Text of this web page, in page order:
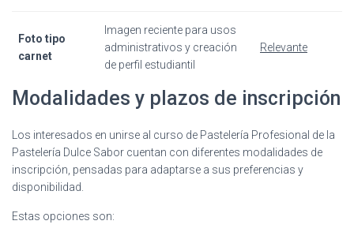
Foto tipo
carnet
Imagen reciente para usos
administrativos y creación
de perfil estudiantil
Relevante
Modalidades y plazos de inscripción
Los interesados en unirse al curso de Pastelería Profesional de la
Pastelería Dulce Sabor cuentan con diferentes modalidades de
inscripción, pensadas para adaptarse a sus preferencias y
disponibilidad.
Estas opciones son: